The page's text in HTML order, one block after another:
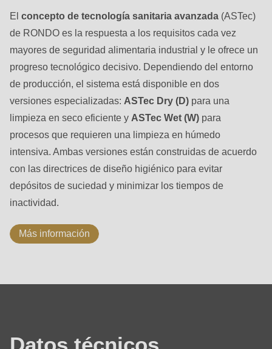
El concepto de tecnología sanitaria avanzada (ASTec)
de RONDO es la respuesta a los requisitos cada vez
mayores de seguridad alimentaria industrial y le ofrece un
progreso tecnológico decisivo. Dependiendo del entorno
de producción, el sistema está disponible en dos
versiones especializadas: ASTec Dry (D) para una
limpieza en seco eficiente y ASTec Wet (W) para
procesos que requieren una limpieza en húmedo
intensiva. Ambas versiones están construidas de acuerdo
con las directrices de diseño higiénico para evitar
depósitos de suciedad y minimizar los tiempos de
inactividad.
Más información